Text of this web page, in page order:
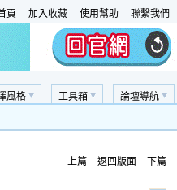
頁 加入收藏 使用幫助 聯繫我們
論壇導航
工具箱
風格
上篇 返回版面 下篇